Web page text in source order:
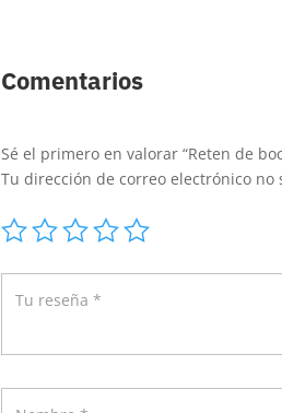
Comentarios
Sé el primero en valorar “Reten de
Tu dirección de correo electrónico no